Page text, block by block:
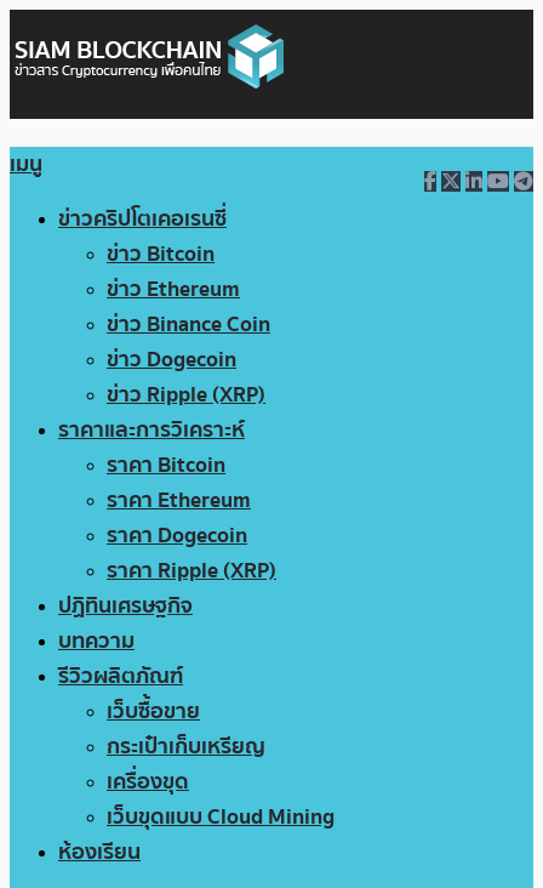
เมนู
ข่าวคริปโตเคอเรนซี่
ข่าว Bitcoin
ข่าว Ethereum
ข่าว Binance Coin
ข่าว Dogecoin
ข่าว Ripple (XRP)
ราคาและการวิเคราะห์
ราคา Bitcoin
ราคา Ethereum
ราคา Dogecoin
ราคา Ripple (XRP)
ปฏิทินเศรษฐกิจ
บทความ
รีวิวผลิตภัณฑ์
เว็บซื้อขาย
กระเป๋าเก็บเหรียญ
เครื่องขุด
เว็บขุดแบบ Cloud Mining
ห้องเรียน